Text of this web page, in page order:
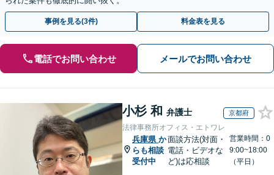
事例を見る(3件) 料金表を見る
電話でお問い合わせ メールでお問い合わせ
小杉 和 弁護士 京都府
法律事務所オフィス・エトワレ
兵庫県 か
らも相談
受付中
面談方法(対面・
電話・ビデオな
ど)は応相談
営業時間：0
9:00~18:00
（平日）